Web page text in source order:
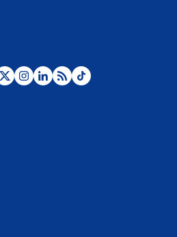
Las razones para escoger al nuevo